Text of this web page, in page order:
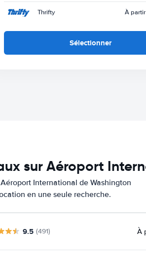
Thrifty À
Sélectionner
sur Aéroport
International de Washington
en une seule recherche.
9.5 (491) À